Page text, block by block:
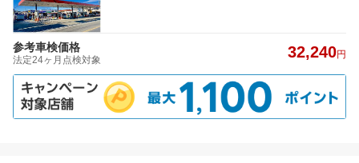
参考車検価格
法定24ヶ月点検対象 32,240円